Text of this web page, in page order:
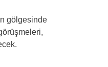
gölgesinde